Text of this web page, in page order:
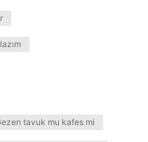
tavuk mu kafes mi